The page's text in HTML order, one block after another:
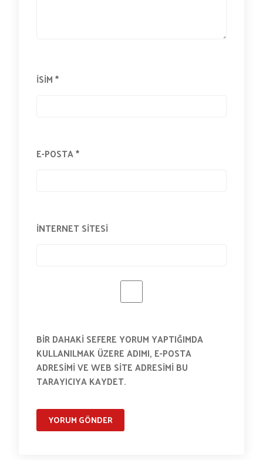
İSIM*
E-POSTA*
İNTERNET SITESI
BIR DAHAKI SEFERE YORUM YAPTIĞIMDA
KULLANILMAK ÜZERE ADIMI, E-POSTA
ADRESIMI VE WEB SITE ADRESIMI BU
TARAYICIYA KAYDET.